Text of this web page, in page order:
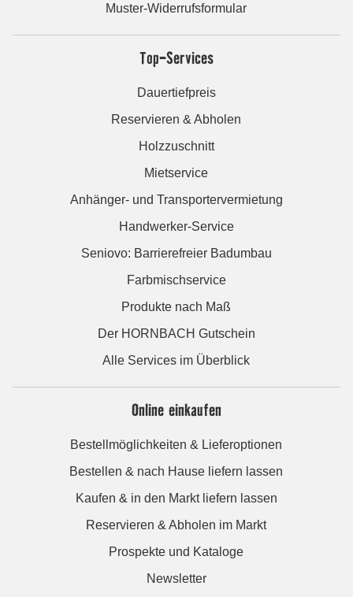
Muster-Widerrufsformular
Top-Services
Dauertiefpreis
Reservieren & Abholen
Holzzuschnitt
Mietservice
Anhänger- und Transportervermietung
Handwerker-Service
Seniovo: Barrierefreier Badumbau
Farbmischservice
Produkte nach Maß
Der HORNBACH Gutschein
Alle Services im Überblick
Online einkaufen
Bestellmöglichkeiten & Lieferoptionen
Bestellen & nach Hause liefern lassen
Kaufen & in den Markt liefern lassen
Reservieren & Abholen im Markt
Prospekte und Kataloge
Newsletter